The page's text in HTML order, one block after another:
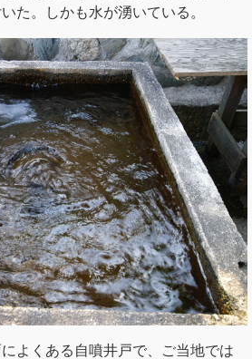
た。しかも水が湧いている。
よくある自噴井戸で、ご当地では